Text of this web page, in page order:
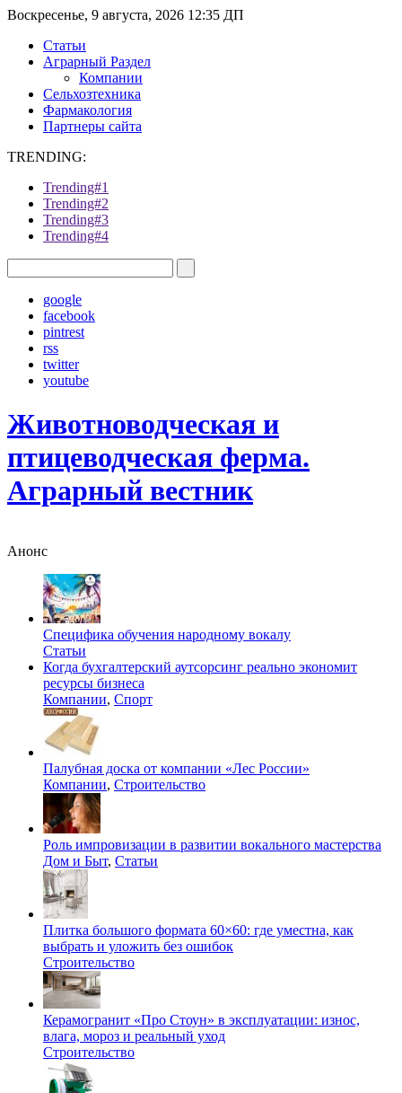
Воскресенье, 9 августа, 2026 12:35 ДП
Статьи
Аграрный Раздел
Компании
Сельхозтехника
Фармакология
Партнеры сайта
TRENDING:
Trending#1
Trending#2
Trending#3
Trending#4
google
facebook
pintrest
rss
twitter
youtube
Животноводческая и
птицеводческая ферма.
Аграрный вестник
Анонс
Специфика обучения народному вокалу
Статьи
Когда бухгалтерский аутсорсинг реально экономит
ресурсы бизнеса
Компании, Спорт
Палубная доска от компании «Лес России»
Компании, Строительство
Роль импровизации в развитии вокального мастерства
Дом и Быт, Статьи
Плитка большого формата 60×60: где уместна, как
выбрать и уложить без ошибок
Строительство
Керамогранит «Про Стоун» в эксплуатации: износ,
влага, мороз и реальный уход
Строительство